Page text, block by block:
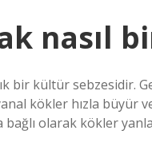
nasıl
bir kültür sebzesidir.
kökler hızla büyür
bağlı olarak kökler